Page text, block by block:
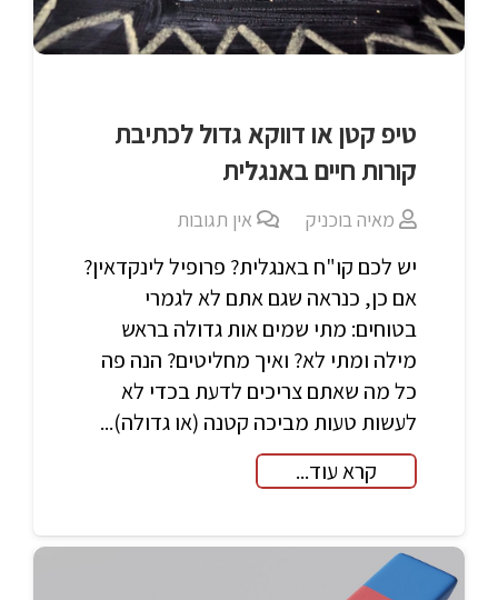
טיפ קטן או דווקא גדול לכתיבת
קורות חיים באנגלית
מאיה בוכניק אין תגובות
יש לכם קו"ח באנגלית? פרופיל לינקדאין?
אם כן, כנראה שגם אתם לא לגמרי
בטוחים: מתי שמים אות גדולה בראש
מילה ומתי לא? ואיך מחליטים? הנה פה
כל מה שאתם צריכים לדעת בכדי לא
לעשות טעות מביכה קטנה (או גדולה)...
קרא עוד...